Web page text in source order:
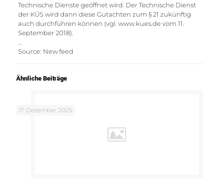
Technische Dienste geöffnet wird. Der Technische Dienst
der KÜS wird dann diese Gutachten zum § 21 zukünftig
auch durchführen können (vgl. www.kues.de vom 11.
September 2018).
Source: New feed
Ähnliche Beiträge
17. Dezember 2025